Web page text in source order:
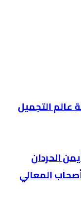
عالم التجميل
الحردان
المعالي